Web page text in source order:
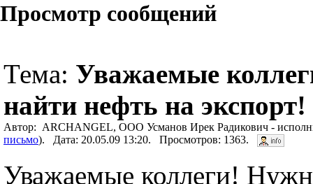
Просмотр сообщений
Тема: Уважаемые
найти нефть на экспорт!
Автор: ARCHANGEL, ООО Усманов Ирек Радикович -
письмо). Дата: 20.05.09 13:20. Просмотров: 1363.
Уважаемые коллеги!